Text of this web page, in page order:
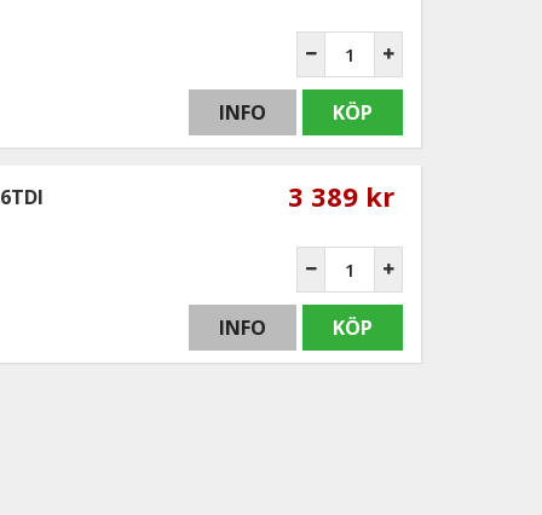
INFO KÖP
3 389 kr
INFO KÖP